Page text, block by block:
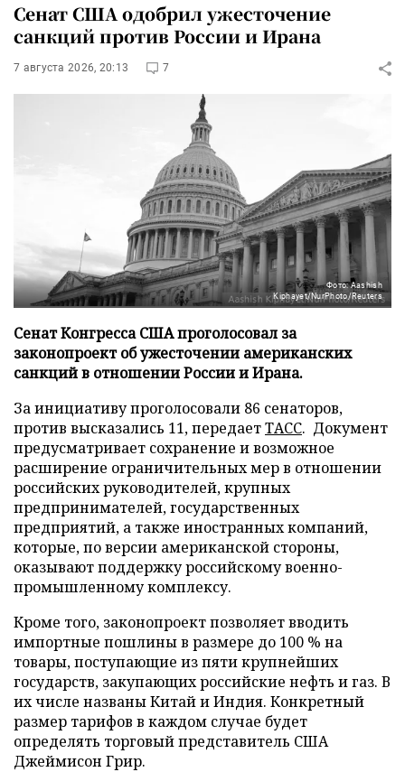
Сенат США одобрил ужесточение
санкций против России и Ирана
7 августа 2026, 20:13 7
Фото: Aashish
Kiphayet/NurPhoto/Reuters
Сенат Конгресса США проголосовал за
законопроект об ужесточении американских
санкций в отношении России и Ирана.
За инициативу проголосовали 86 сенаторов,
против высказались 11, передаетТАСС. Документ
предусматривает сохранение и возможное
расширение ограничительных мер в отношении
российских руководителей, крупных
предпринимателей, государственных
предприятий, а также иностранных компаний,
которые, по версии американской стороны,
оказывают поддержку российскому военно-
промышленному комплексу.
Кроме того, законопроект позволяет вводить
импортные пошлины в размере до 100 % на
товары, поступающие из пяти крупнейших
государств, закупающих российские нефть и газ. В
их числе названы Китай и Индия. Конкретный
размер тарифов в каждом случае будет
определять торговый представитель США
Джеймисон Грир.